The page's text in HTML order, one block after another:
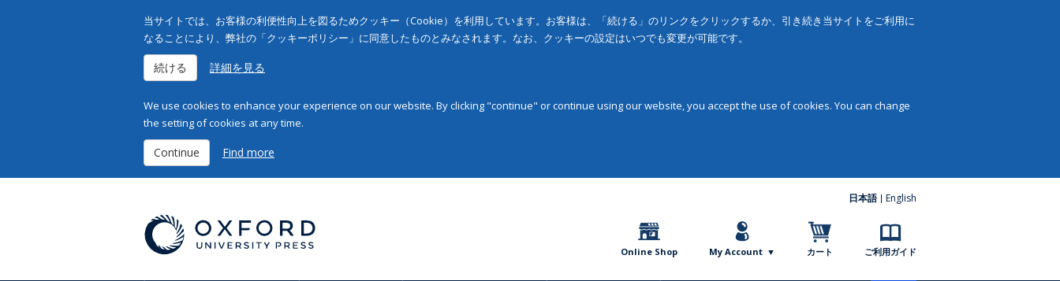
当サイトでは、お客様の利便性向上を図るためクッキー（Cookie）を利用しています。お客様は、「続ける」のリンクをクリックするか、引き続き当サイトをご利用に
なることにより、弊社の「クッキーポリシー」に同意したものとみなされます。なお、クッキーの設定はいつでも変更が可能です。
続ける 詳細を見る
We use cookies to enhance your experience on our website. By clicking "continue" or continue using our website, you accept the use of cookies. You can change
the setting of cookies at any time.
Continue Find more
日本語 English
Online Shop My Account カート ご利用ガイド